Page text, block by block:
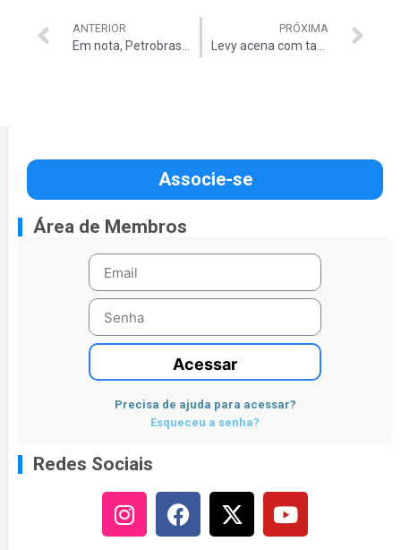
ANTERIOR PRÓXIMA
Associe-se
Área de Membros
Acessar
Precisa de ajuda para acessar?
Esqueceu a senha?
Redes Sociais